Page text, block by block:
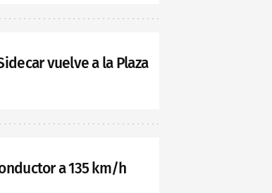
vuelve a la Plaza
a 135 km/h